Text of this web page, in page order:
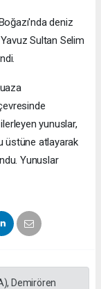
deniz
Sultan Selim
yunuslar,
üstüne atlayarak
Yunuslar
Demirören